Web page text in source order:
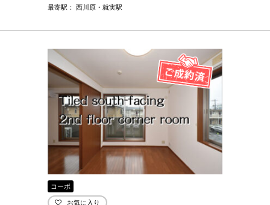
最寄駅： 西川原・就実駅
コーポ
お気に入り